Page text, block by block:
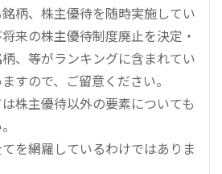
柄、株主優待を随時実施してい
来の株主優待制度廃止を決定・
、等がランキングに含まれてい
すので、ご留意ください。
株主優待以外の要素についても
を網羅しているわけではありま